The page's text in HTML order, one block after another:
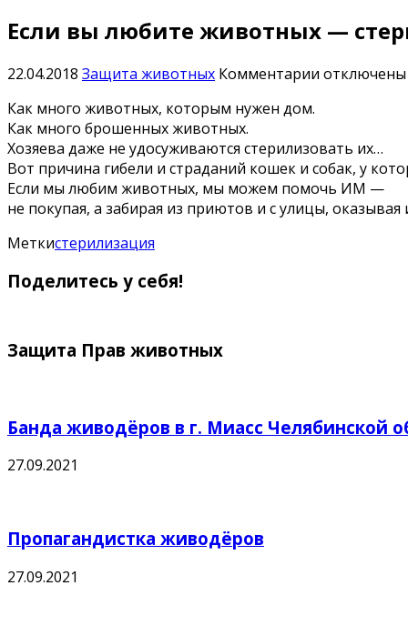
Если вы любите животных —
22.04.2018 Защита животных Комментарии к
любите
животных
—
отключены
Как много животных, которым нужен дом.
Как много брошенных животных.
Хозяева даже не удосуживаются стерилизовать их…
Вот причина гибели и страданий кошек и собак, у
Если мы любим животных, мы можем помочь ИМ —
не покупая, а забирая из приютов и с улицы,
Меткистерилизация
Поделитесь у себя!
Защита Прав животных
Банда живодёров в г. Миасс Челябинской
27.09.2021
Пропагандистка живодёров
27.09.2021